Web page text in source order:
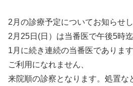
2月の診療予定についてお知らせし
2月25日(日）は当番医で午後5時迄
1月に続き連続の当番医でありま
ご利用になれません、
来院順の診察となります。処置な